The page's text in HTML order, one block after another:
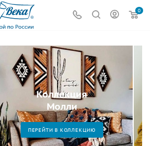
0
Коллекция
Молли
ПЕРЕЙТИ В КОЛЛЕКЦИЮ